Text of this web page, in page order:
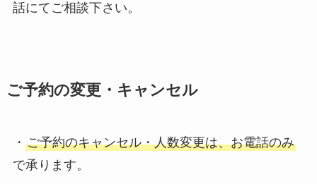
話にてご相談下さい。
ご予約の変更・キャンセル
・ ご予約のキャンセル・人数変更は、お電話のみ
で承ります。